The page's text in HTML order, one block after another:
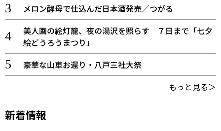
メロン酵母で仕込んだ日本酒発売／つがる
美人画の絵灯籠、夜の湯沢を照らす ７日まで「七夕
絵どうろうまつり」
豪華な山車お還り・八戸三社大祭
もっと見る＞
新着情報